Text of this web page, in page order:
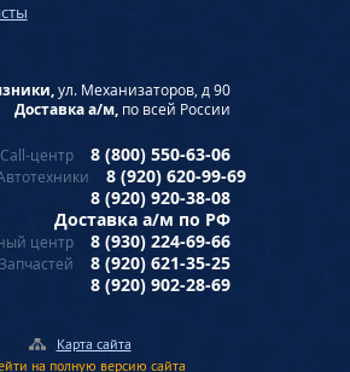
ул. Механизаторов, д 90
Доставка а/м, по всей России
Call-центр 8 (800) 550-63-06
8 (920) 620-99-69
8 (920) 920-38-08
Доставка а/м по РФ
центр 8 (930) 224-69-66
8 (920) 621-35-25
8 (920) 902-28-69
Карта сайта
на полную версию сайта